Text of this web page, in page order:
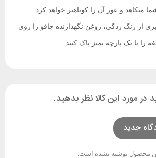
میکاهد و عور آن را کوتاهتر خواهد کرد.
از زنگ زدگی، روغن نگهدارنده چاقو را روی
را با یک پارچه تمیز پاک کنید.
در مورد این کالا نظر بدهید.
جدید
محصول نوشته نشده است.